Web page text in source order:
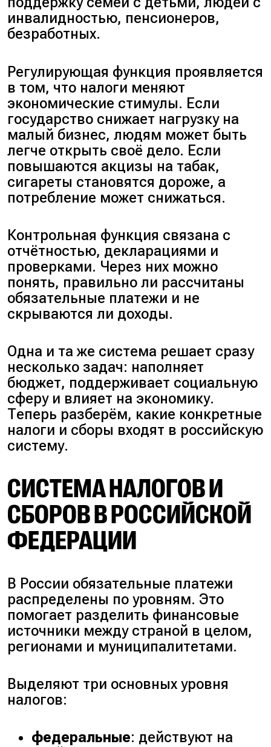
инвалидностью, пенсионеров,
безработных.
Регулирующая функция проявляется
в том, что налоги меняют
экономические стимулы. Если
государство снижает нагрузку на
малый бизнес, людям может быть
легче открыть своё дело. Если
повышаются акцизы на табак,
сигареты становятся дороже, а
потребление может снижаться.
Контрольная функция связана с
отчётностью, декларациями и
проверками. Через них можно
понять, правильно ли рассчитаны
обязательные платежи и не
скрываются ли доходы.
Одна и та же система решает сразу
несколько задач: наполняет
бюджет, поддерживает социальную
сферу и влияет на экономику.
Теперь разберём, какие конкретные
налоги и сборы входят в российскую
систему.
СИСТЕМА НАЛОГОВ И
СБОРОВ В РОССИЙСКОЙ
ФЕДЕРАЦИИ
В России обязательные платежи
распределены по уровням. Это
помогает разделить финансовые
источники между страной в целом,
регионами и муниципалитетами.
Выделяют три основных уровня
налогов:
федеральные: действуют на